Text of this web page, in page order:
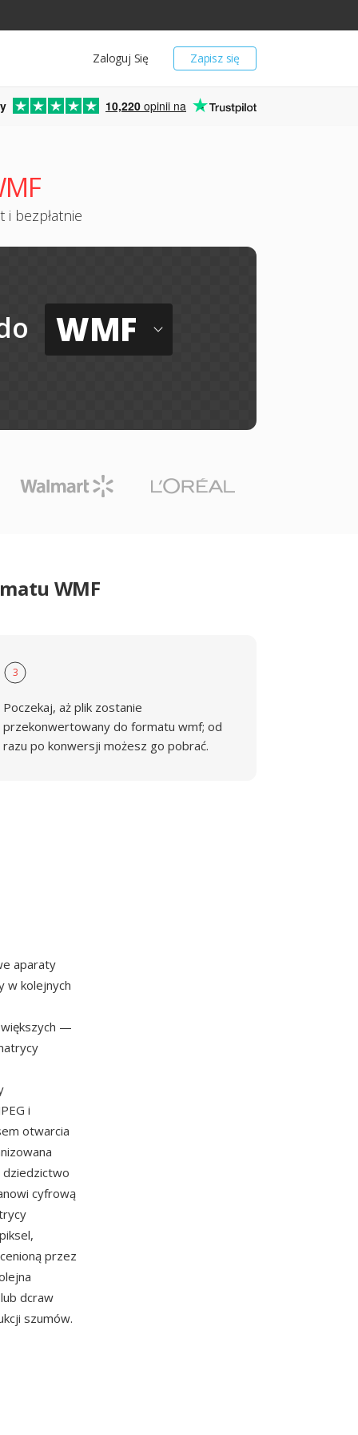
Zapisz się
Zaloguj Się
10,220 opinii na
bezpłatnie
WMF
WMF
3
Poczekaj, aż plik zostanie
przekonwertowany do formatu wmf; od
razu po konwersji możesz go pobrać.
aparaty
w kolejnych
—
i
otwarcia
dziedzictwo
cyfrową
przez
dcraw
szumów.